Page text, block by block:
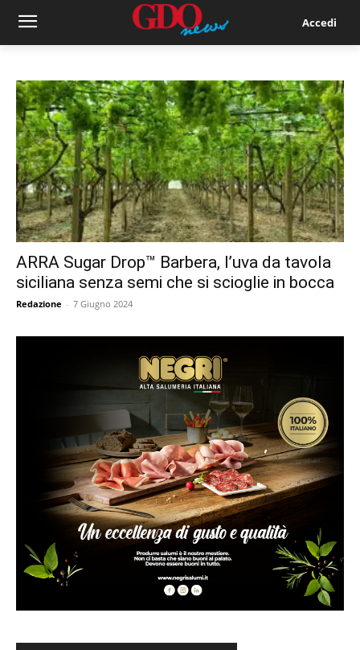
Accedi
ARRA Sugar Drop™ Barbera, l’uva da tavola
siciliana senza semi che si scioglie in bocca
Redazione - 7 Giugno 2024